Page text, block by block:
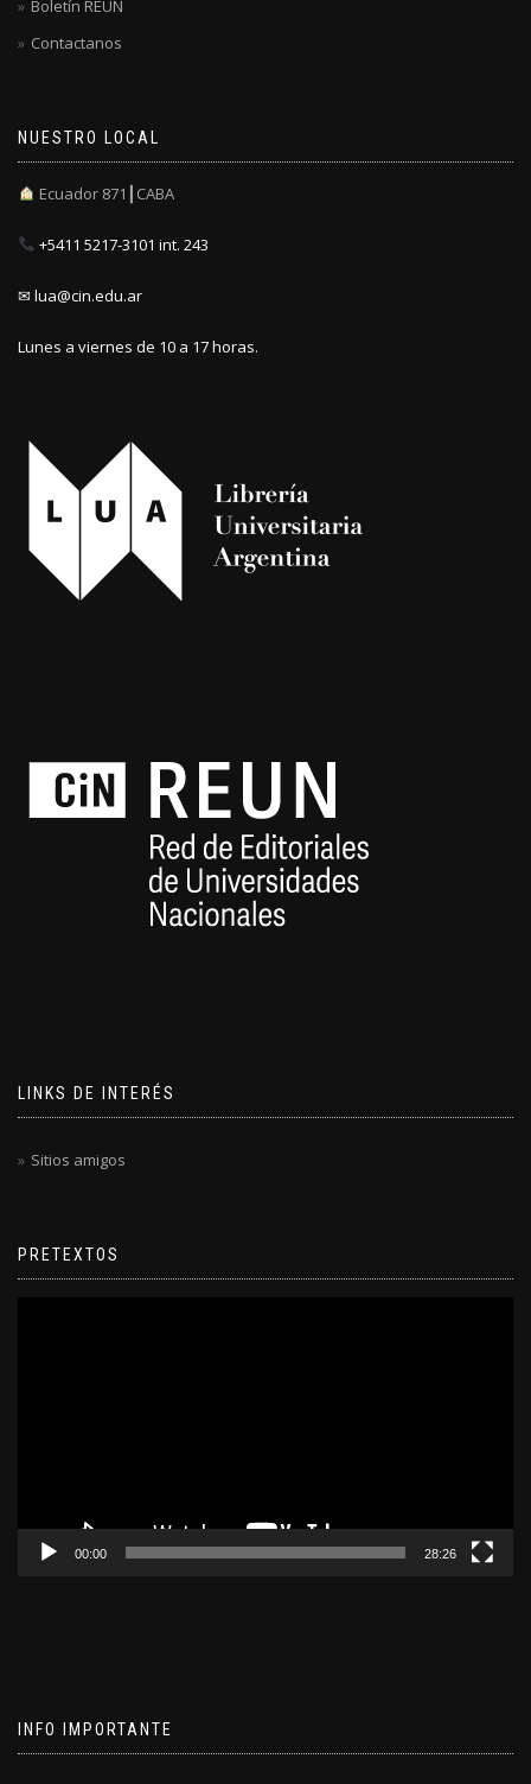
Boletín REUN
Contactanos
NUESTRO LOCAL
Ecuador 871┃CABA
+5411 5217-3101 int. 243
✉ lua@cin.edu.ar
Lunes a viernes de 10 a 17 horas.
LINKS DE INTERÉS
Sitios amigos
PRETEXTOS
00:00 28:26
INFO IMPORTANTE